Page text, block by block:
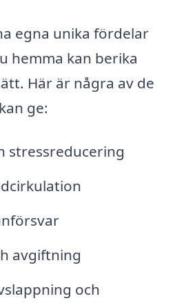
egna unika fördelar
hemma kan berika
Här är några av de
ge:
stressreducering
avgiftning
och